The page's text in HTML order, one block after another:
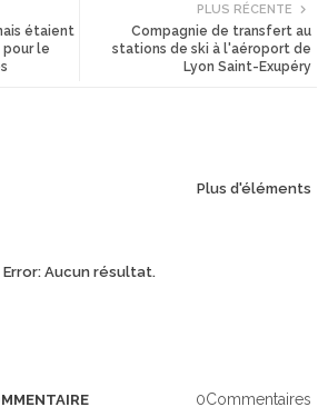
tte ats
PLUS RÉCENTE
Compagnie de transfert au
stations de ski à l'aéroport de
Lyon Saint-Exupéry
étaient
pour le
Plus d'éléments
Error:Aucun résultat.
0Commentaires